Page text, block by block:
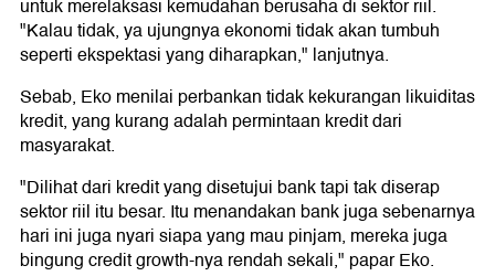
untuk merelaksasi kemudahan berusaha di sektor riil.
"Kalau tidak, ya ujungnya ekonomi tidak akan tumbuh
seperti ekspektasi yang diharapkan," lanjutnya.
Sebab, Eko menilai perbankan tidak kekurangan likuiditas
kredit, yang kurang adalah permintaan kredit dari
masyarakat.
"Dilihat dari kredit yang disetujui bank tapi tak diserap
sektor riil itu besar. Itu menandakan bank juga sebenarnya
hari ini juga nyari siapa yang mau pinjam, mereka juga
bingung credit growth-nya rendah sekali," papar Eko.